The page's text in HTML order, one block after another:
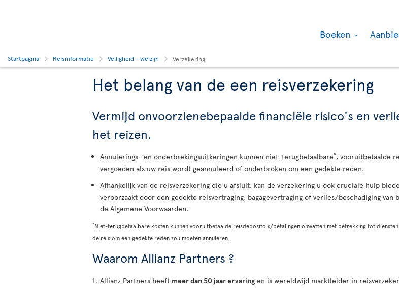
Boeken
Startpagina Reisinformatie Veiligheid - welzijn Verzekering
Het belang van de een reisverzekering
Vermijd onvoorzienebepaalde financiële risico's en
het reizen.
Annulerings- en onderbrekingsuitkeringen kunnen niet-terugbetaalbare*, vooruitbetaalde
vergoeden als uw reis wordt geannuleerd of onderbroken om een gedekte reden.
Afhankelijk van de reisverzekering die u afsluit, kan de verzekering u ook cruciale hulp
veroorzaakt door een gedekte reisvertraging, bagagevertraging of verlies/beschadiging van
de Algemene Voorwaarden.
*Niet-terugbetaalbare kosten kunnen vooruitbetaalde reisdeposito's/betalingen omvatten met betrekking tot
de reis om een gedekte reden zou moeten annuleren.
Waarom Allianz Partners ?
Allianz Partners heeft meer dan 50 jaar ervaring en is wereldwijd marktleider in